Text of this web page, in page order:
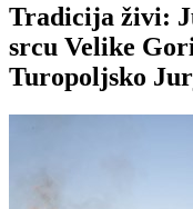
Tradicija živi:
srcu Velike
Turopoljsko